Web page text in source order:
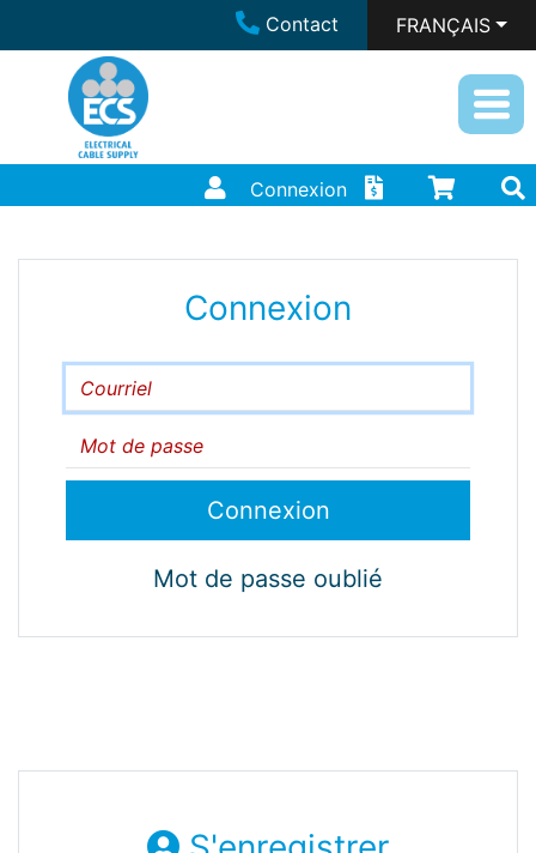
Contact FRANÇAIS
Connexion
Connexion
Courriel
Mot de passe
Mot de passe oublié